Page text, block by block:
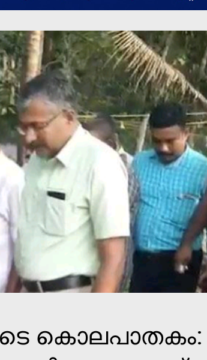
കൊലപാതകം: